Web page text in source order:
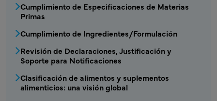
Cumplimiento de Especificaciones de Materias
Primas
Cumplimiento de Ingredientes/Formulación
Revisión de Declaraciones, Justificación y
Soporte para Notificaciones
Clasificación de alimentos y suplementos
alimenticios: una visión global